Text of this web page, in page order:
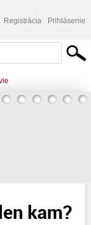
Registrácia Prihlásenie
kam?